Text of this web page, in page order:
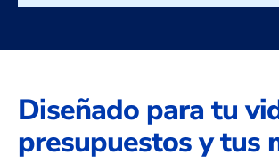
Diseñado para tu
presupuestos y tus